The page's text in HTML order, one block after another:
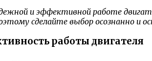
и эффективной работе
сделайте выбор осознанно и
работы двигателя